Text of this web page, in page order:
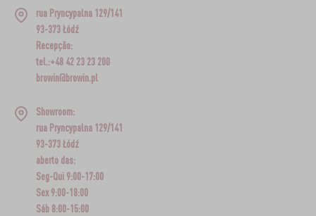
rua Pryncypalna 129/141
93-373 Łódź
Recepção:
tel.:+48 42 23 23 200
browin@browin.pl
Showroom:
rua Pryncypalna 129/141
93-373 Łódź
aberto das:
Seg-Qui 9:00-17:00
Sex 9:00-18:00
Sáb 8:00-15:00